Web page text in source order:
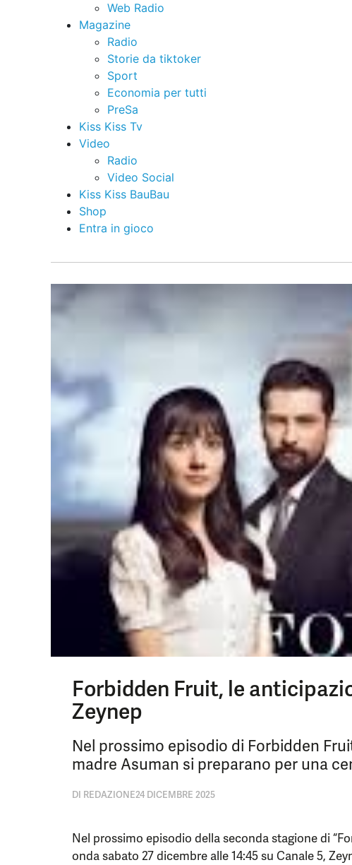
Web Radio
Magazine
Radio
Storie da tiktoker
Sport
Economia per tutti
PreSa
Kiss Kiss Tv
Video
Radio
Video Social
Kiss Kiss BauBau
Shop
Entra in gioco
Forbidden Fruit, le
Zeynep
Nel prossimo episodio di Forbidden
madre Asuman si preparano per una
DI REDAZIONE24 DICEMBRE 2025
Nel prossimo episodio della seconda stagione di
onda sabato 27 dicembre alle 14:45 su Canale 5,